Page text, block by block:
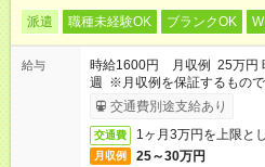
派遣 職種未経験OK ブランクOK
給与
時給1600円 月収例 25万円
週 ※月収例を保証するもの
ービス利用可（利用条件有）
交通費別途支給あり
交通費 1ヶ月3万円を上限と
月収例 25～30万円